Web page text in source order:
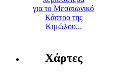
για το Μεσαιωνικό
Κάστρο της
Κιμώλου...
Χάρτες